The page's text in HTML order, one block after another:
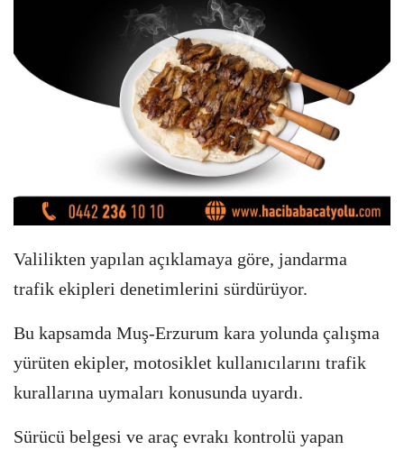
Valilikten yapılan açıklamaya göre, jandarma
trafik ekipleri denetimlerini sürdürüyor.
Bu kapsamda Muş-Erzurum kara yolunda çalışma
yürüten ekipler, motosiklet kullanıcılarını trafik
kurallarına uymaları konusunda uyardı.
Sürücü belgesi ve araç evrakı kontrolü yapan